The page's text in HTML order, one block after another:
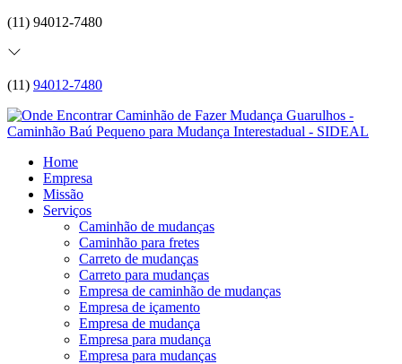
(11) 94012-7480
(11) 94012-7480
Home
Empresa
Missão
Serviços
Caminhão de mudanças
Caminhão para fretes
Carreto de mudanças
Carreto para mudanças
Empresa de caminhão de mudanças
Empresa de içamento
Empresa de mudança
Empresa para mudança
Empresa para mudanças